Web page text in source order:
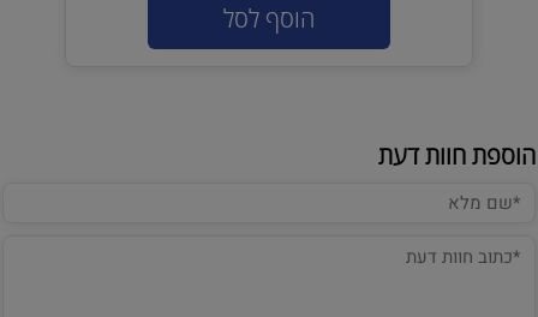
הוסף לסל
הוספת חוות דעת